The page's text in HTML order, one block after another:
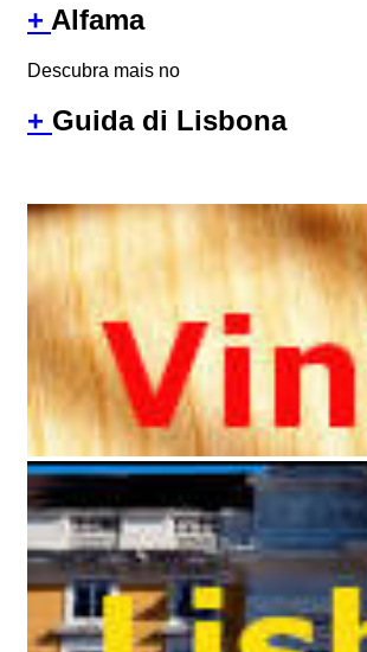
+ Alfama
Descubra mais no
+ Guida di Lisbona